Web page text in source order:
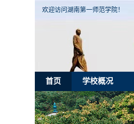
欢迎访问湖南第一师范学院！
首页 学校概况